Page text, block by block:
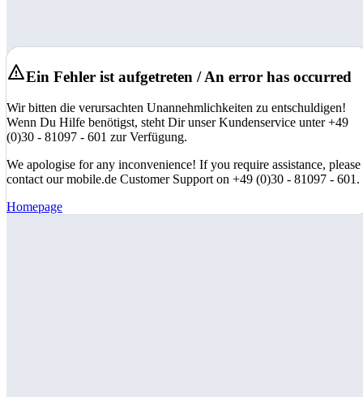
Ein Fehler ist aufgetreten / An error has occurred
Wir bitten die verursachten Unannehmlichkeiten zu entschuldigen!
Wenn Du Hilfe benötigst, steht Dir unser Kundenservice unter +49
(0)30 - 81097 - 601 zur Verfügung.
We apologise for any inconvenience! If you require assistance, please
contact our mobile.de Customer Support on +49 (0)30 - 81097 - 601.
Homepage